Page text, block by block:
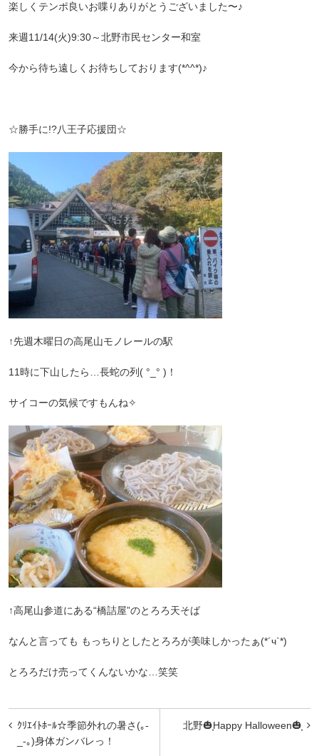
楽しくテンポ良いお喋りありがとうございました〜♪
来週11/14(火)9:30～北野市民センター和室
今から待ち遠しくお待ちしております(*^^*)♪
☆勝手に!?八王子応援団☆
↑先週木曜日の高尾山モノレールの駅
11時に下山したら…長蛇の列( °_° )！
サイコーの気候ですもんね✧︎
↑高尾山参道にある“橋詰屋”のとろろ天そば
なんと言っても もっちりとしたとろろが美味しかったぁ(*´ч`*)
とろろだけ売ってくんないかな…笑笑
投
稿
北野🎃͙Happy Halloween🎃͙
ｸﾘｴｲﾄﾎｰﾙ☆季節外れの暑さ(｡-
_-｡)身体ガンバレっ！